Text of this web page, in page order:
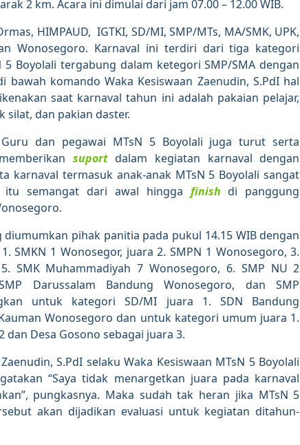
2 km. Acara ini dimulai dari jam 07.00 – 12.00 WIB.
HIMPAUD, IGTKI, SD/MI, SMP/MTs, MA/SMK, UPK,
Wonosegoro. Karnaval ini terdiri dari tiga kategori
5 Boyolali tergabung dalam ketegori SMP/SMA dengan
komando Waka Kesiswaan Zaenudin, S.PdI hal
saat karnaval tahun ini adalah pakaian pelajar,
silat, dan pakian daster.
Guru dan pegawai MTsN 5 Boyolali juga turut serta
suportdalam kegiatan karnaval dengan
karnaval termasuk anak-anak MTsN 5 Boyolali sangat
itu semangat dari awal hingga finish di panggung
pihak panitia pada pukul 14.15 WIB dengan
SMKN 1 Wonosegor, juara 2. SMPN 1 Wonosegoro, 3.
SMK Muhammadiyah 7 Wonosegoro, 6. SMP NU 2
Darussalam Bandung Wonosegoro, dan SMP
untuk kategori SD/MI juara 1. SDN Bandung
Wonosegoro dan untuk kategori umum juara 1.
dan Desa Gosono sebagai juara 3.
Zaenudin, S.PdI selaku Waka Kesiswaan MTsN 5 Boyolali
“Saya tidak menargetkan juara pada karnaval
pungkasnya. Maka sudah tak heran jika MTsN 5
akan dijadikan evaluasi untuk kegiatan ditahun-